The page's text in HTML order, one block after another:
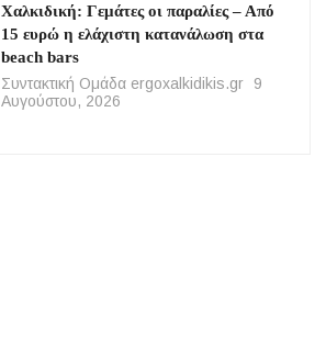
Χαλκιδική: Γεμάτες οι παραλίες – Από
15 ευρώ η ελάχιστη κατανάλωση στα
beach bars
Συντακτική Ομάδα ergoxalkidikis.gr
9
Αυγούστου, 2026